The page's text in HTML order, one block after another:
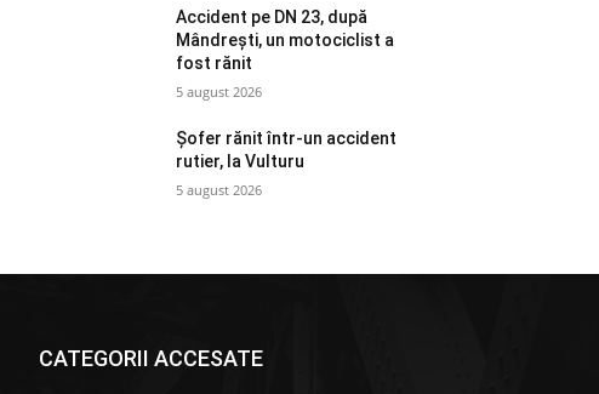
Accident pe DN 23, după
Mândrești, un motociclist a
fost rănit
5 august 2026
Șofer rănit într-un accident
rutier, la Vulturu
5 august 2026
CATEGORII ACCESATE